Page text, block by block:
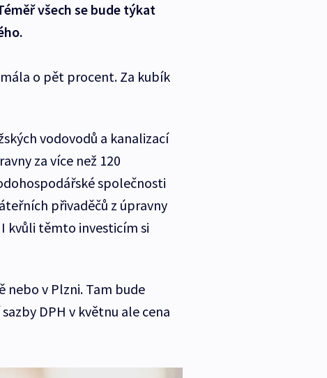
všech se bude týkat
o pět procent. Za kubík
vodovodů a kanalizací
za více než 120
společnosti
přivaděčů z úpravny
kvůli těmto investicím si
nebo v Plzni. Tam bude
DPH v květnu ale cena